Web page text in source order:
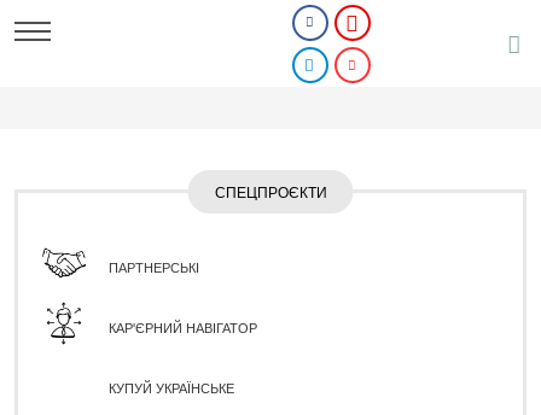
СПЕЦПРОЄКТИ
ПАРТНЕРСЬКІ
КАР'ЄРНИЙ НАВІГАТОР
КУПУЙ УКРАЇНСЬКЕ